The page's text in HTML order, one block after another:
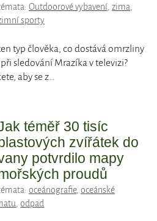
Outdoorové vybavení, zima,
sporty
typ člověka, co dostává omrzliny
sledování Mrazíka v televizi?
aby se z…
téměř 30 tisíc
zvířátek do
potvrdilo mapy
proudů
oceánografie, oceánské
,odpad